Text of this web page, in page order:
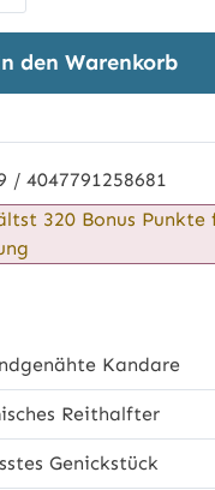
den Warenkorb
/ 4047791258681
320 Bonus Punkte
Kandare
Reithalfter
Genickstück